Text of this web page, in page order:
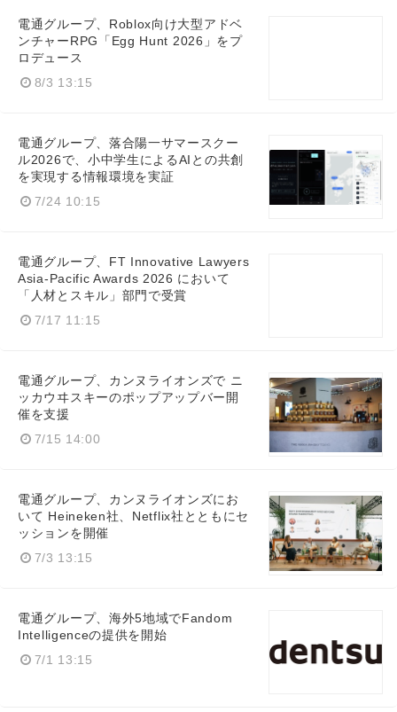
電通グループ、Roblox向け大型アドベ
ンチャーRPG「Egg Hunt 2026」をプ
ロデュース
8/3 13:15
電通グループ、落合陽一サマースクー
ル2026で、小中学生によるAIとの共創
を実現する情報環境を実証
7/24 10:15
電通グループ、FT Innovative Lawyers
Asia-Pacific Awards 2026 において
「人材とスキル」部門で受賞
7/17 11:15
電通グループ、カンヌライオンズで ニ
ッカウヰスキーのポップアップバー開
催を支援
7/15 14:00
電通グループ、カンヌライオンズにお
いて Heineken社、Netflix社とともにセ
ッションを開催
7/3 13:15
電通グループ、海外5地域でFandom
Intelligenceの提供を開始
7/1 13:15